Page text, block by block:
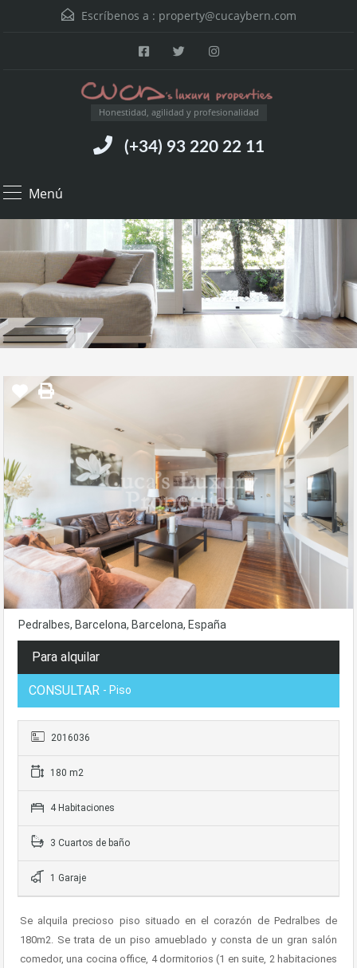
Escríbenos a : property@cucaybern.com
Honestidad, agilidad y profesionalidad
(+34) 93 220 22 11
Menú
Pedralbes, Barcelona, Barcelona, España
Para alquilar
CONSULTAR - Piso
2016036
180 m2
4 Habitaciones
3 Cuartos de baño
1 Garaje
Se alquila precioso piso situado en el corazón de Pedralbes de
180m2. Se trata de un piso amueblado y consta de un gran salón
comedor, una cocina office, 4 dormitorios (1 en suite, 2 habitaciones